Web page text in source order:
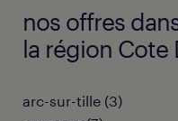
nos offres
la région Cote
arc-sur-tille (3)